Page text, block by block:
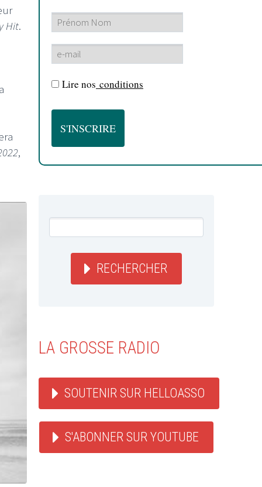
Hit.
,
Lire nos conditions
RECHERCHER
LA GROSSE RADIO
SOUTENIR SUR HELLOASSO
S'ABONNER SUR YOUTUBE